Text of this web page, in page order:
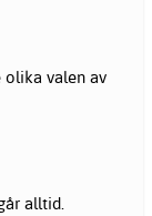
olika valen av
alltid.